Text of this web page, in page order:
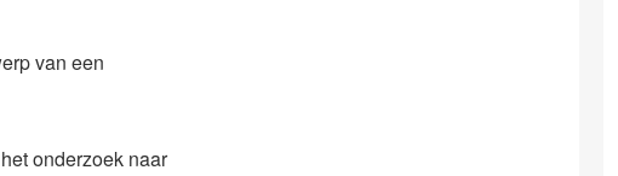
van een
onderzoek naar